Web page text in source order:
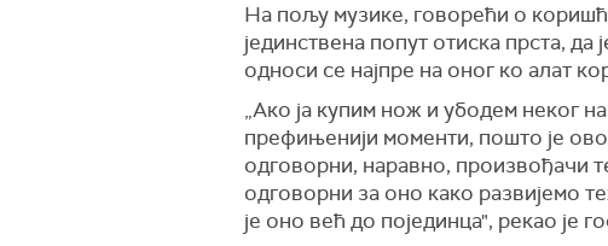
На пољу музике, говорећи о
јединствена попут отиска прста,
односи се најпре на оног ко алат
„Ако ја купим нож и убодем неког
префињенији моменти, пошто је ово
одговорни, наравно, произвођачи
одговорни за оно како развијемо
је оно већ до појединца", рекао је